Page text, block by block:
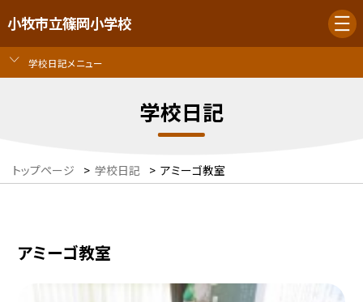
小牧市立篠岡小学校
学校日記メニュー
学校日記
トップページ > 学校日記 > アミーゴ教室
アミーゴ教室